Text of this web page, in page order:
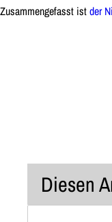
Zusammengefasst istder
Diesen